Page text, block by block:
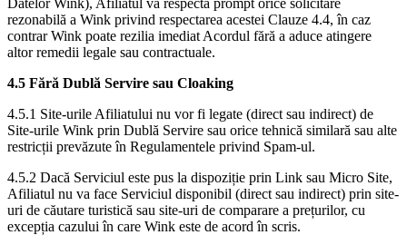
rezonabilă a Wink privind respectarea acestei Clauze 4.4, în caz
contrar Wink poate rezilia imediat Acordul fără a aduce atingere
altor remedii legale sau contractuale.
4.5 Fără Dublă Servire sau Cloaking
4.5.1 Site-urile Afiliatului nu vor fi legate (direct sau indirect) de
Site-urile Wink prin Dublă Servire sau orice tehnică similară sau alte
restricții prevăzute în Regulamentele privind Spam-ul.
4.5.2 Dacă Serviciul este pus la dispoziție prin Link sau Micro Site,
Afiliatul nu va face Serviciul disponibil (direct sau indirect) prin site-
uri de căutare turistică sau site-uri de comparare a prețurilor, cu
excepția cazului în care Wink este de acord în scris.